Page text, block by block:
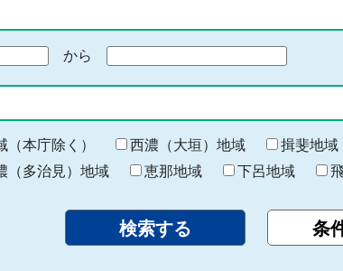
から
終
わ
り
（本庁除く） 西濃（大垣）地域 揖斐地域
（多治見）地域 恵那地域 下呂地域